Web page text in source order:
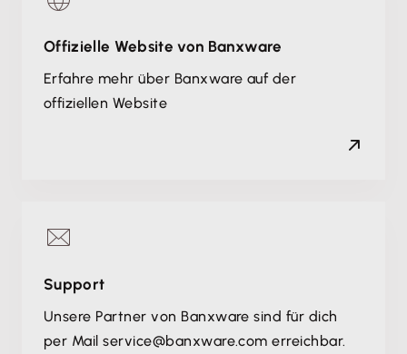
Offizielle Website von Banxware
Erfahre mehr über Banxware auf der
offiziellen Website
Support
Unsere Partner von Banxware sind für dich
per Mail service@banxware.com erreichbar.